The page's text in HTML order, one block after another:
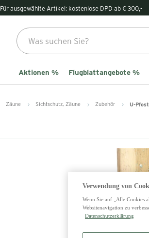
Für ausgewählte Artikel: kostenlose DPD ab € 300,-
Aktionen % Flugblattangebote %
Zäune Sichtschutz, Zäune Zubehör U-
Verwendung von
Wenn Sie auf „Alle Cookies
Websitenavigation zu
Datenschutzerklärung